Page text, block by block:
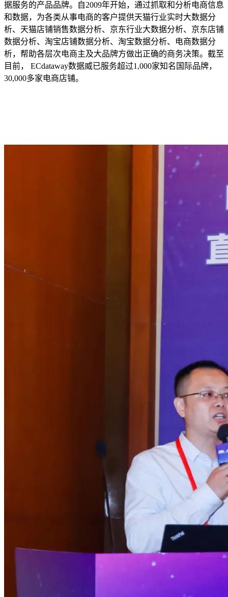
据服务的产品品牌。自2009年开始，通过抓取和分析电商信息
和数据，为各类从事电商的客户提供天猫行业实时大数据分
析、天猫店铺销售数据分析、京东行业大数据分析、京东店铺
数据分析、淘宝店铺数据分析、淘宝数据分析、电商数据分
析，帮助各层次电商主及大品牌方做出正确的商务决策。截至
目前， ECdataway数据威已服务超过1,000家知名国际品牌，
30,000多家电商店铺。